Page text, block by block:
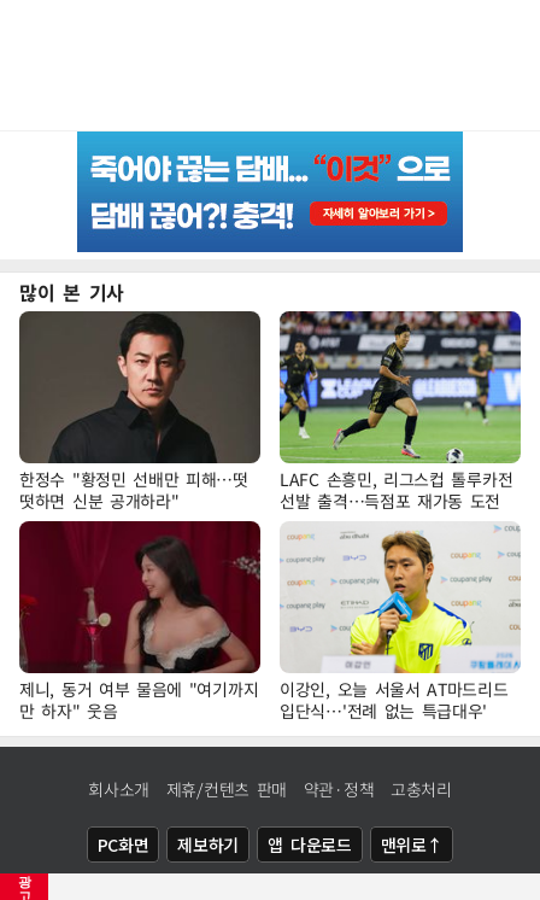
광
고
많이 본 기사
한정수 "황정민 선배만 피해…떳
떳하면 신분 공개하라"
LAFC 손흥민, 리그스컵 톨루카전
선발 출격…득점포 재가동 도전
제니, 동거 여부 물음에 "여기까지
만 하자" 웃음
이강인, 오늘 서울서 AT마드리드
입단식…'전례 없는 특급대우'
회사소개 제휴/컨텐츠 판매 약관·정책 고충처리
PC화면 제보하기 앱 다운로드 맨위로↑